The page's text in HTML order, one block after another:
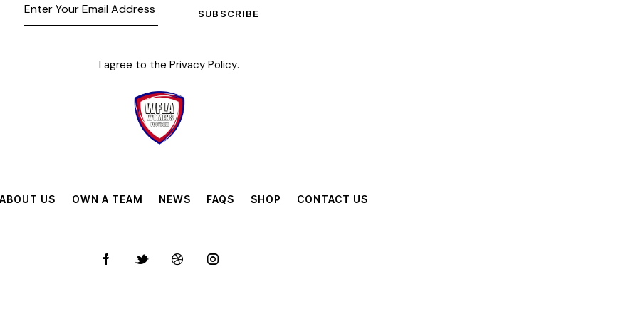
SUBSCRIBE
I agree to the Privacy Policy.
ABOUT US OWN A TEAM NEWS FAQS SHOP CONTACT US